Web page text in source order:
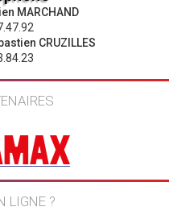
MARCHAND
CRUZILLES
LIGNE ?